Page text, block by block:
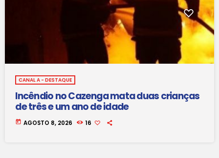
CANAL A - DESTAQUE
Incêndio no Cazenga mata duas crianças
de três e um ano de idade
today AGOSTO 8, 2026 16